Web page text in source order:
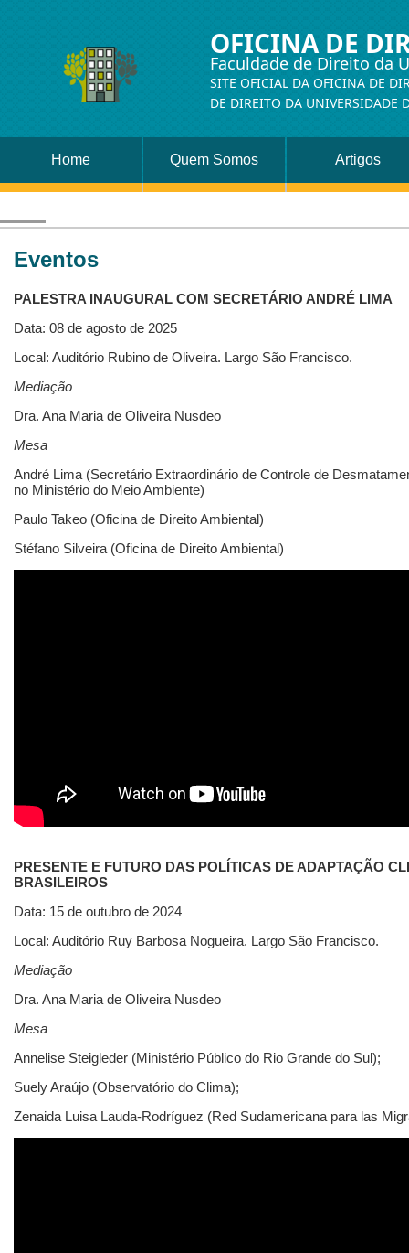
OFICINA DE
Faculdade de Direito da
SITE OFICIAL DA OFICINA DE
DE DIREITO DA UNIVERSIDADE
Home Quem Somos Artigos
Eventos
PALESTRA INAUGURAL COM SECRETÁRIO ANDRÉ LIMA
Data: 08 de agosto de 2025
Local: Auditório Rubino de Oliveira. Largo São Francisco.
Mediação
Dra. Ana Maria de Oliveira Nusdeo
Mesa
André Lima (Secretário Extraordinário de Controle de
no Ministério do Meio Ambiente)
Paulo Takeo (Oficina de Direito Ambiental)
Stéfano Silveira (Oficina de Direito Ambiental)
PRESENTE E FUTURO DAS POLÍTICAS DE ADAPTAÇÃO
BRASILEIROS
Data: 15 de outubro de 2024
Local: Auditório Ruy Barbosa Nogueira. Largo São Francisco.
Mediação
Dra. Ana Maria de Oliveira Nusdeo
Mesa
Annelise Steigleder (Ministério Público do Rio Grande do Sul);
Suely Araújo (Observatório do Clima);
Zenaida Luisa Lauda-Rodríguez (Red Sudamericana para las